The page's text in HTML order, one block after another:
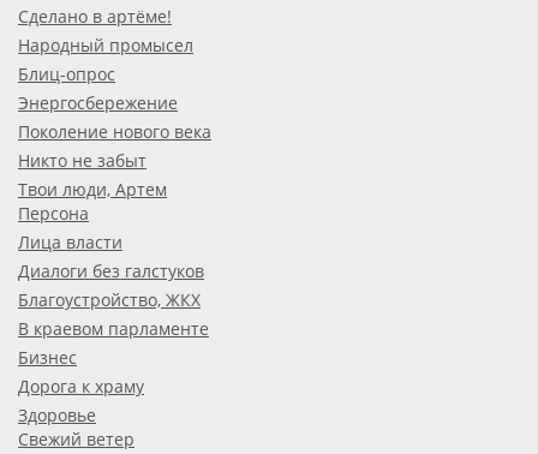
Сделано в артёме!
Народный промысел
Блиц-опрос
Энергосбережение
Поколение нового века
Никто не забыт
Твои люди, Артем
Персона
Лица власти
Диалоги без галстуков
Благоустройство, ЖКХ
В краевом парламенте
Бизнес
Дорога к храму
Здоровье
Свежий ветер